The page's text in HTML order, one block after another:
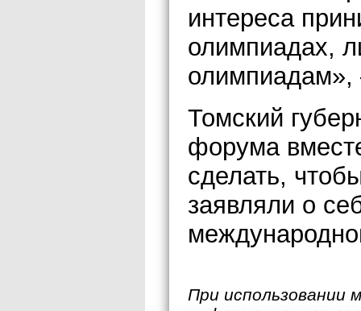
интереса
олимпиадах,
Томский
форума
сделать,
заявляли о
При использовании